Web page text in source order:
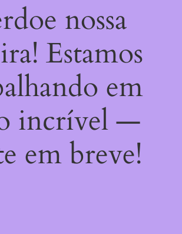
nossa
Estamos
em
incrível —
em breve!